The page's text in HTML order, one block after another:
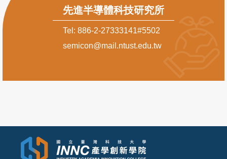
先進半導體科技研究所
Tel: 886-2-27333141#5502
semicon@mail.ntust.edu.tw